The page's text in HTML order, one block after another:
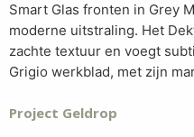
Smart Glas fronten in Grey
moderne uitstraling. Het
zachte textuur en voegt
Grigio werkblad, met zijn
Project Geldrop